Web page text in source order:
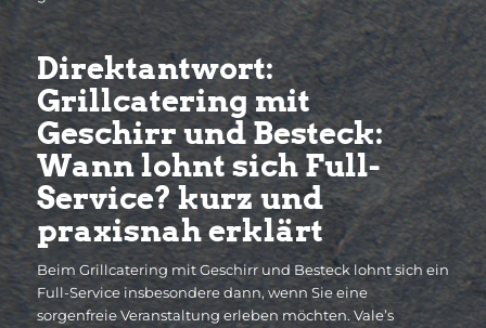
Direktantwort:
Grillcatering mit
Geschirr und Besteck:
Wann lohnt sich Full-
Service? kurz und
praxisnah erklärt
Beim Grillcatering mit Geschirr und Besteck lohnt sich ein
Full-Service insbesondere dann, wenn Sie eine
sorgenfreie Veranstaltung erleben möchten. Vale’s